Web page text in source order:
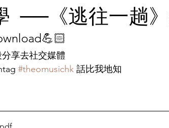
寧靜禱文 盼望神學
──《逃往一趟
享去社交媒體
#theomusichk 話比我地知